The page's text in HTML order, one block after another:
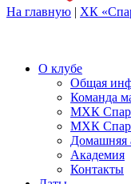
На главную | ХК
О клубе
Общая
Команда
МХК
МХК
Домашняя
Академия
Контакты